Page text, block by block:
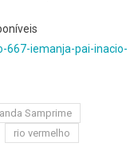
667-iemanja-pai-inacio-
Samprime
rio vermelho